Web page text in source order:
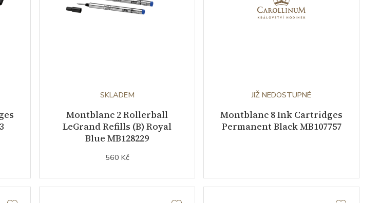
SKLADEM
Montblanc 2 Rollerball
LeGrand Refills (B) Royal
Blue MB128229
560 Kč
JIŽ NEDOSTUPNÉ
Montblanc 8 Ink Cartridges
Permanent Black MB107757